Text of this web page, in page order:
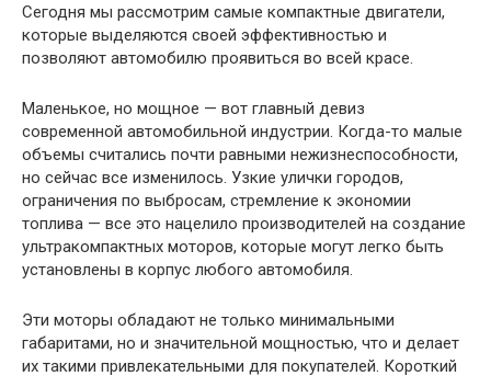
Сегодня мы рассмотрим самые компактные двигатели,
которые выделяются своей эффективностью и
позволяют автомобилю проявиться во всей красе.
Маленькое, но мощное — вот главный девиз
современной автомобильной индустрии. Когда-то малые
объемы считались почти равными нежизнеспособности,
но сейчас все изменилось. Узкие улички городов,
ограничения по выбросам, стремление к экономии
топлива — все это нацелило производителей на создание
ультракомпактных моторов, которые могут легко быть
установлены в корпус любого автомобиля.
Эти моторы обладают не только минимальными
габаритами, но и значительной мощностью, что и делает
их такими привлекательными для покупателей. Короткий